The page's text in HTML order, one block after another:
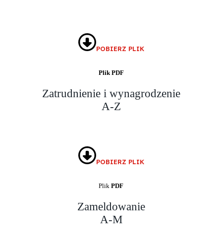
POBIERZ PLIK
Plik PDF
Zatrudnienie i wynagrodzenie
A-Z
POBIERZ PLIK
Plik PDF
Zameldowanie
A-M